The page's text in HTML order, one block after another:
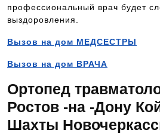
профессиональный врач будет
выздоровления.
Вызов на дом МЕДСЕСТРЫ
Вызов на дом ВРАЧА
Ортопед
Ростов -на -Дону
Шахты